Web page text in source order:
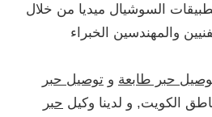
السوشيال ميديا من خلال
والمهندسين الخبراء
حبر طابعة و توصيل حبر
الكويت, و لدينا وكيل حبر